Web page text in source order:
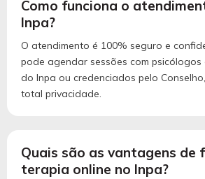
Como funciona o
Inpa?
O atendimento é 100% seguro e
pode agendar sessões com psicólogos
do Inpa ou credenciados pelo
total privacidade.
Quais são as vantagens de
terapia online no Inpa?